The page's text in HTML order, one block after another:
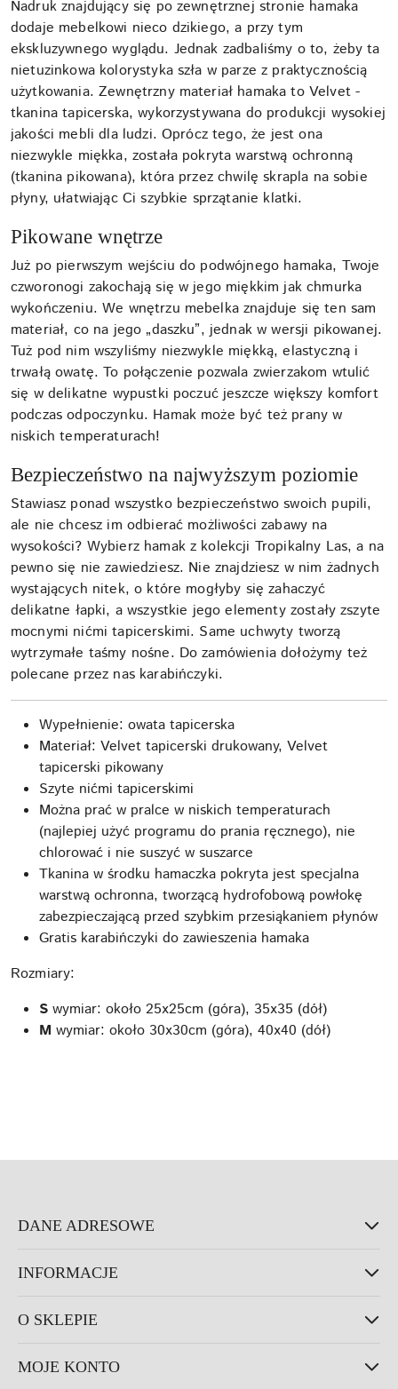
Nadruk znajdujący się po zewnętrznej stronie hamaka
dodaje mebelkowi nieco dzikiego, a przy tym
ekskluzywnego wyglądu. Jednak zadbaliśmy o to, żeby ta
nietuzinkowa kolorystyka szła w parze z praktycznością
użytkowania. Zewnętrzny materiał hamaka to Velvet -
tkanina tapicerska, wykorzystywana do produkcji wysokiej
jakości mebli dla ludzi. Oprócz tego, że jest ona
niezwykle miękka, została pokryta warstwą ochronną
(tkanina pikowana), która przez chwilę skrapla na sobie
płyny, ułatwiając Ci szybkie sprzątanie klatki.
Pikowane wnętrze
Już po pierwszym wejściu do podwójnego hamaka, Twoje
czworonogi zakochają się w jego miękkim jak chmurka
wykończeniu. We wnętrzu mebelka znajduje się ten sam
materiał, co na jego „daszku”, jednak w wersji pikowanej.
Tuż pod nim wszyliśmy niezwykle miękką, elastyczną i
trwałą owatę. To połączenie pozwala zwierzakom wtulić
się w delikatne wypustki poczuć jeszcze większy komfort
podczas odpoczynku. Hamak może być też prany w
niskich temperaturach!
Bezpieczeństwo na najwyższym poziomie
Stawiasz ponad wszystko bezpieczeństwo swoich pupili,
ale nie chcesz im odbierać możliwości zabawy na
wysokości? Wybierz hamak z kolekcji Tropikalny Las, a na
pewno się nie zawiedziesz. Nie znajdziesz w nim żadnych
wystających nitek, o które mogłyby się zahaczyć
delikatne łapki, a wszystkie jego elementy zostały zszyte
mocnymi nićmi tapicerskimi. Same uchwyty tworzą
wytrzymałe taśmy nośne. Do zamówienia dołożymy też
polecane przez nas karabińczyki.
Wypełnienie: owata tapicerska
Materiał: Velvet tapicerski drukowany, Velvet
tapicerski pikowany
Szyte nićmi tapicerskimi
Można prać w pralce w niskich temperaturach
(najlepiej użyć programu do prania ręcznego), nie
chlorować i nie suszyć w suszarce
Tkanina w środku hamaczka pokryta jest specjalna
warstwą ochronna, tworzącą hydrofobową powłokę
zabezpieczającą przed szybkim przesiąkaniem płynów
Gratis karabińczyki do zawieszenia hamaka
Rozmiary:
S wymiar: około 25x25cm (góra), 35x35 (dół)
M wymiar: około 30x30cm (góra), 40x40 (dół)
DANE ADRESOWE
INFORMACJE
O SKLEPIE
MOJE KONTO